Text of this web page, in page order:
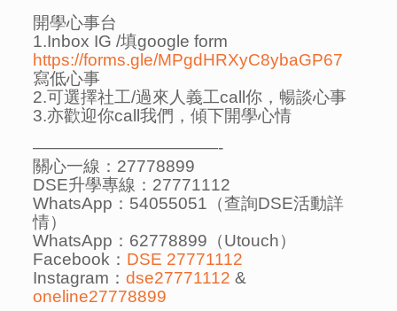
開學心事台
1.Inbox IG /填google form
https://forms.gle/MPgdHRXyC8ybaGP67
寫低心事
2.可選擇社工/過來人義工call你，暢談心事
3.亦歡迎你call我們，傾下開學心情
———————————-
關心一線：27778899
DSE升學專線：27771112
WhatsApp：54055051（查詢DSE活動詳
情）
WhatsApp：62778899（Utouch）
Facebook： DSE 27771112
Instagram：dse27771112 &
oneline27778899